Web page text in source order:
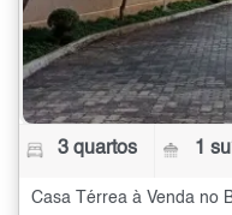
3 quartos 1